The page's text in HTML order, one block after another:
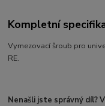
Kompletní
Vymezovací šroub pro
RE.
Nenašli jste správný díl?